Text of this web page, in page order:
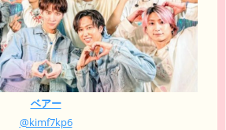
ベアー
@kimf7kp6